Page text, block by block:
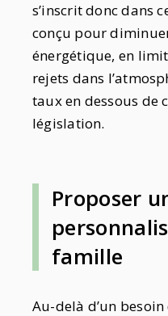
s’inscrit donc dans
conçu pour
énergétique, en
rejets dans
taux en dessous de
législation.
Proposer
famille
Au-delà d’un